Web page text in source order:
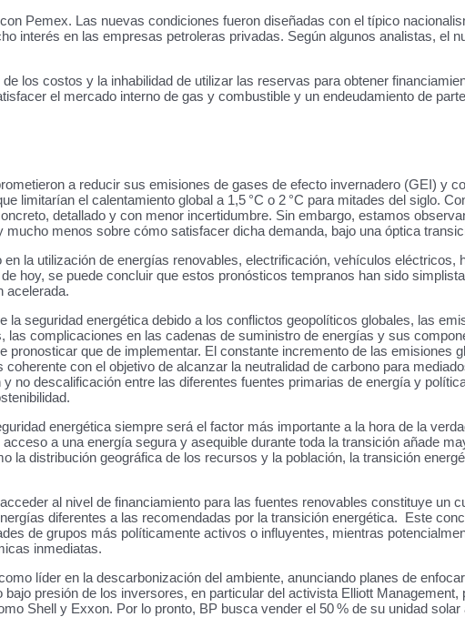
Pemex. Las nuevas condiciones fueron diseñadas con el típico
interés en las empresas petroleras privadas. Según algunos analistas, el
los costos y la inhabilidad de utilizar las reservas para obtener
el mercado interno de gas y combustible y un endeudamiento de
a reducir sus emisiones de gases de efecto invernadero (GEI) y
limitarían el calentamiento global a 1,5 °C o 2 °C para mitades del siglo.
detallado y con menor incertidumbre. Sin embargo, estamos
menos sobre cómo satisfacer dicha demanda, bajo una óptica
la utilización de energías renovables, electrificación, vehículos
hoy, se puede concluir que estos pronósticos tempranos han sido
acelerada.
seguridad energética debido a los conflictos geopolíticos globales, las
complicaciones en las cadenas de suministro de energías y sus
que de implementar. El constante incremento de las emisiones
con el objetivo de alcanzar la neutralidad de carbono para
no descalificación entre las diferentes fuentes primarias de energía y
energética siempre será el factor más importante a la hora de la
a una energía segura y asequible durante toda la transición añade
distribución geográfica de los recursos y la población, la transición
al nivel de financiamiento para las fuentes renovables constituye un
diferentes a las recomendadas por la transición energética. Este
de grupos más políticamente activos o influyentes, mientras
inmediatas.
líder en la descarbonización del ambiente, anunciando planes de
presión de los inversores, en particular del activista Elliott
Shell y Exxon. Por lo pronto, BP busca vender el 50 % de su unidad